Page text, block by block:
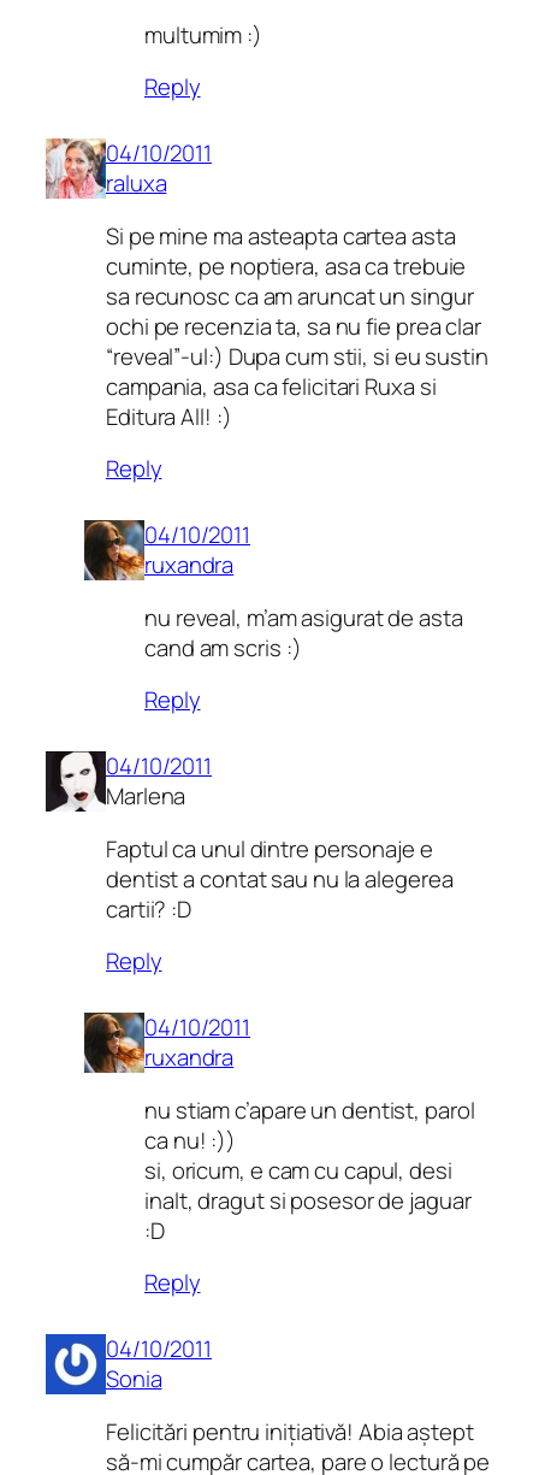
multumim :)
Reply
04/10/2011
raluxa
Si pe mine ma asteapta cartea asta
cuminte, pe noptiera, asa ca trebuie
sa recunosc ca am aruncat un singur
ochi pe recenzia ta, sa nu fie prea clar
“reveal”-ul:) Dupa cum stii, si eu sustin
campania, asa ca felicitari Ruxa si
Editura All! :)
Reply
04/10/2011
ruxandra
nu reveal, m’am asigurat de asta
cand am scris :)
Reply
04/10/2011
Marlena
Faptul ca unul dintre personaje e
dentist a contat sau nu la alegerea
cartii? :D
Reply
04/10/2011
ruxandra
nu stiam c’apare un dentist, parol
ca nu! :))
si, oricum, e cam cu capul, desi
inalt, dragut si posesor de jaguar
:D
Reply
04/10/2011
Sonia
Felicitări pentru inițiativă! Abia aștept
să-mi cumpăr cartea, pare o lectură pe